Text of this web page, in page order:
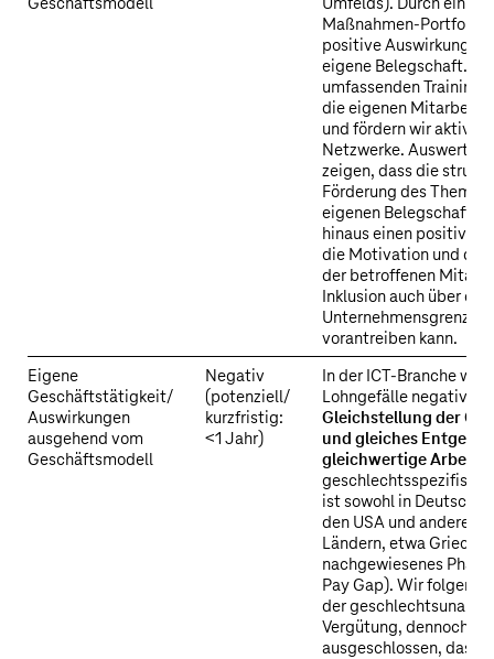
Geschäftsmodell
Umfelds). Durch ein
Maßnahmen-Portfolio
positive Auswirkungen
eigene Belegschaft.
umfassenden
die eigenen
und fördern wir aktiv
Netzwerke.
zeigen, dass die
Förderung des
eigenen Belegschaft
hinaus einen positiven
die Motivation und
der betroffenen
Inklusion auch über die
Unternehmensgrenzen
vorantreiben kann.
Eigene
Geschäftstätigkeit/
Auswirkungen
ausgehend vom
Geschäftsmodell
Negativ
(potenziell/
kurzfristig:
<1 Jahr)
In der ICT-Branche
Lohngefälle negativ
Gleichstellung der
und gleiches Entgelt
gleichwertige Arbeit
ist sowohl in
den USA und anderen
Ländern, etwa
nachgewiesenes
Pay Gap). Wir folgen
der
Vergütung, dennoch
ausgeschlossen, dass